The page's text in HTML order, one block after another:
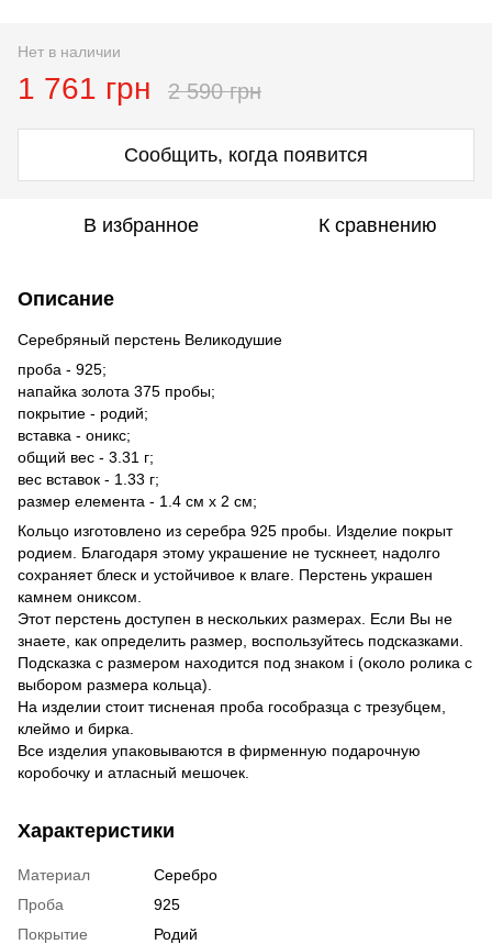
Нет в наличии
1 761 грн 2 590 грн
Сообщить, когда появится
В избранное К сравнению
Описание
Серебряный перстень Великодушие
проба - 925;
напайка золота 375 пробы;
покрытие - родий;
вставка - оникс;
общий вес - 3.31 г;
вес вставок - 1.33 г;
размер елемента - 1.4 см х 2 см;
Кольцо изготовлено из серебра 925 пробы. Изделие покрыт
родием. Благодаря этому украшение не тускнеет, надолго
сохраняет блеск и устойчивое к влаге. Перстень украшен
камнем ониксом.
Этот перстень доступен в нескольких размерах. Если Вы не
знаете, как определить размер, воспользуйтесь подсказками.
Подсказка с размером находится под знаком ℹ (около ролика с
выбором размера кольца).
На изделии стоит тисненая проба гособразца с трезубцем,
клеймо и бирка.
Все изделия упаковываются в фирменную подарочную
коробочку и атласный мешочек.
Характеристики
Материал
Серебро
Проба
925
Покрытие
Родий